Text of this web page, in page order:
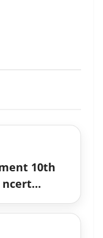
,फल आदि ।
10th
ncert
15